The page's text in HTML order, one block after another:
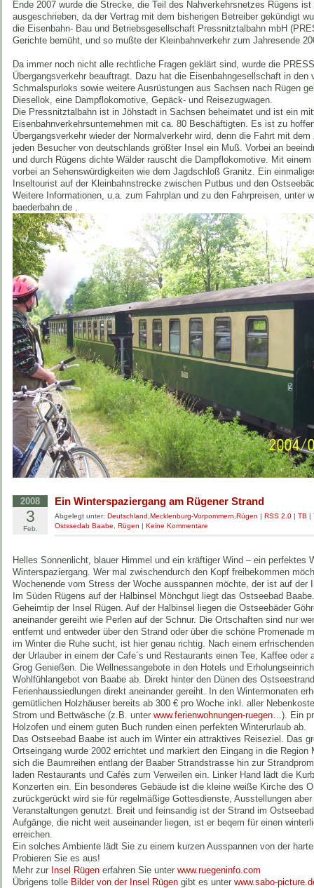
Ende 2007 wurde die Strecke, die Teil des Nahverkehrsnetzes Rügens
ausgeschrieben, da der Vertrag mit dem bisherigen Betreiber gekündigt
die Eisenbahn- Bau und Betriebsgesellschaft Pressnitztalbahn mbH
Gerichte bemüht, und so mußte der Kleinbahnverkehr zum Jahresende
Da immer noch nicht alle rechtliche Fragen geklärt sind, wurde die
Übergangsverkehr beauftragt. Dazu hat die Eisenbahngesellschaft in den
Schmalspurloks sowie weitere Ausrüstungen aus Sachsen nach Rügen
Diesellok, eine Dampflokomotive, Gepäck- und Reisezugwagen.
Die Pressnitztalbahn ist in Jöhstadt in Sachsen beheimatet und ist ein
Eisenbahnverkehrsunternehmen mit ca. 80 Beschäftigten. Es ist zu
Übergangsverkehr wieder der Normalverkehr wird, denn die Fahrt mit dem
jeden Besucher von deutschlands größter Insel ein Muß. Vorbei an
und durch Rügens dichte Wälder rauscht die Dampflokomotive. Mit
vorbei an Sehenswürdigkeiten wie dem Jagdschloß Granitz. Ein
Inseltourist auf der Kleinbahnstrecke zwischen Putbus und den
Weitere Informationen, u.a. zum Fahrplan und zu den Fahrpreisen, unter
baederbahn.de .
2008
3
Feb.
Ein Winterspaziergang am Rügener Strand
Abgelegt unter: Deutschland Mecklenburg-Vorpommern Rügen | RSS 2.0 | TB |
Ostssedab Baabe
Rügen | Keine Kommentare
Helles Sonnenlicht, blauer Himmel und ein kräftiger Wind – ein perfektes
Winterspaziergang. Wer mal zwischendurch den Kopf freibekommen
Wochenende vom Stress der Woche ausspannen möchte, der ist auf der
Im Süden Rügens auf der Halbinsel Mönchgut liegt das Ostseebad
Geheimtip der Insel Rügen. Auf der Halbinsel liegen die Ostseebäder
aneinander gereiht wie Perlen auf der Schnur. Die Ortschaften sind nur
entfernt und entweder über den Strand oder über die schöne Promenade
im Winter die Ruhe sucht, ist hier genau richtig. Nach einem
der Urlauber in einem der Cafe´s und Restaurants einen Tee, Kaffee oder
Grog Genießen. Die Wellnessangebote in den Hotels und
Wohlfühlangebot von Baabe ab. Direkt hinter den Dünen des
Ferienhaussiedlungen direkt aneinander gereiht. In den Wintermonaten
gemütlichen Holzhäuser bereits ab 300 € pro Woche inkl. aller
Strom und Bettwäsche (z.B. unter www.ferienwohnungen-ruegen…). Ein
Holzofen und einem guten Buch runden einen perfekten Winterurlaub ab.
Das Ostseebad Baabe ist auch im Winter ein attraktives Reiseziel. Das
Ortseingang wurde 2002 errichtet und markiert den Eingang in die Region
sich die Baumreihen entlang der Baaber Strandstrasse hin zur
laden Restaurants und Cafés zum Verweilen ein. Linker Hand lädt die
Konzerten ein. Ein besonderes Gebäude ist die kleine weiße Kirche des
zurückgerückt wird sie für regelmäßige Gottesdienste, Ausstellungen
Veranstaltungen genutzt. Breit und feinsandig ist der Strand im
Aufgänge, die nicht weit auseinander liegen, ist er beqem für einen
erreichen.
Ein solches Ambiente lädt Sie zu einem kurzen Ausspannen von der
Probieren Sie es aus!
Mehr zur Insel Rügen erfahren Sie unter www.ruegeninfo.com
Übrigens tolle Bilder von der Insel Rügen gibt es unter www.sabo-